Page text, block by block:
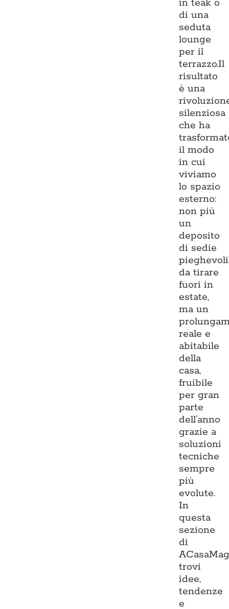
in teak o
di una
seduta
lounge
per il
terrazzo.Il
risultato
è una
silenziosa
che ha
il modo
in cui
viviamo
lo spazio
esterno:
non più
un
deposito
di sedie
pieghevoli
da tirare
fuori in
estate,
ma un
reale e
abitabile
della
casa,
fruibile
per gran
parte
dell’anno
grazie a
soluzioni
tecniche
sempre
più
evolute.
In
questa
sezione
di
trovi
idee,
tendenze
e